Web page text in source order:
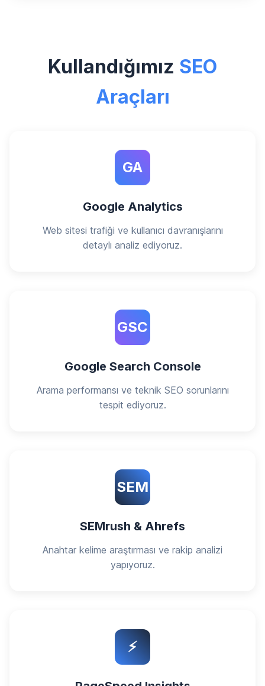
Kullandığımız SEO
Araçları
GA
Google Analytics
Web sitesi trafiği ve kullanıcı davranışlarını
detaylı analiz ediyoruz.
GSC
Google Search Console
Arama performansı ve teknik SEO sorunlarını
tespit ediyoruz.
SEM
SEMrush & Ahrefs
Anahtar kelime araştırması ve rakip analizi
yapıyoruz.
⚡